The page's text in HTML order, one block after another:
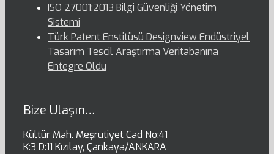
ISO 27001:2013 Bilgi Güvenliği Yönetim
Sistemi
Türk Patent Enstitüsü Designview Endüstriyel
Tasarım Tescil Araştırma Veritabanına
Entegre Oldu
Bize Ulaşın…
Kültür Mah. Meşrutiyet Cad No:41
K:3 D:11 Kızılay, Çankaya/ANKARA